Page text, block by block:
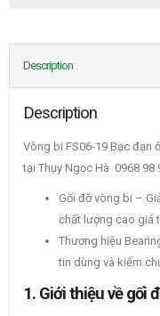
Description
Description
Vòng bi FS06-19 Bạc đạn
tại Thụy Ngọc Hà 0968 98
Gối đỡ vòng bi –
chất lượng cao giá
Thương hiệu
tin dùng và kiểm
1. Giới thiệu về gối